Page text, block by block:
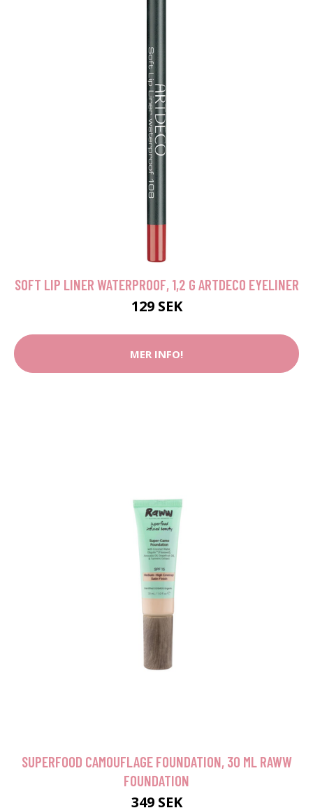
SOFT LIP LINER WATERPROOF, 1,2 G ARTDECO EYELINER
129 SEK
MER INFO!
SUPERFOOD CAMOUFLAGE FOUNDATION, 30 ML RAWW
FOUNDATION
349 SEK